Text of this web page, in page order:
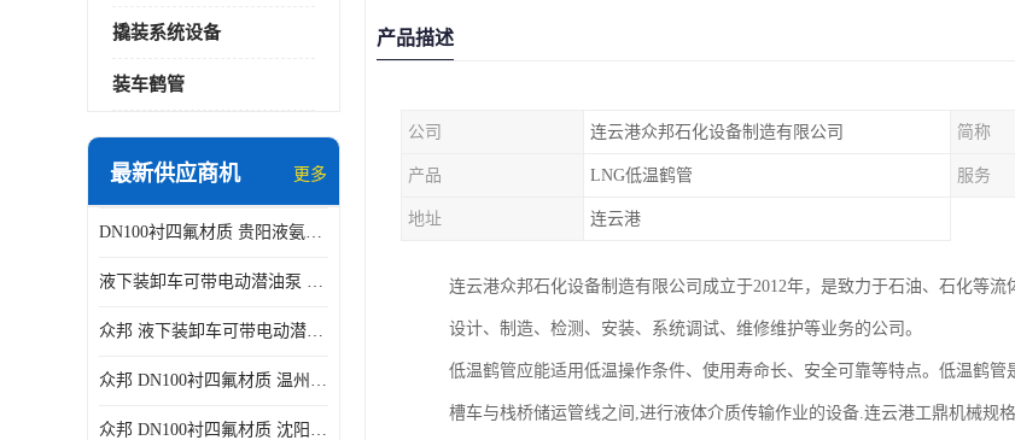
撬装系统设备
装车鹤管
最新供应商机 更多
DN100衬四氟材质 贵阳液氨鹤管供应商
液下装卸车可带电动潜油泵 贵阳液氨鹤管批发商
众邦 液下装卸车可带电动潜油泵 沈阳液氨鹤管批发商
众邦 DN100衬四氟材质 温州液氨鹤管批发商
众邦 DN100衬四氟材质 沈阳液氨鹤管批发商
产品描述
公司 连云港众邦石化设备制造有限公司 简称
产品 LNG低温鹤管 服务
地址 连云港
连云港众邦石化设备制造有限公司成立于2012年，是致力于石油、石化等
设计、制造、检测、安装、系统调试、维修维护等业务的公司。
低温鹤管应能适用低温操作条件、使用寿命长、安全可靠等特点。低温鹤
槽车与栈桥储运管线之间,进行液体介质传输作业的设备.连云港工鼎机械规